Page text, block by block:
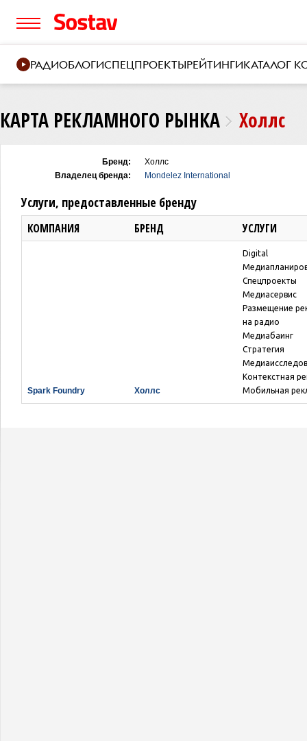
РАДИОБЛОГИСПЕЦПРОЕКТЫРЕЙТИНГИКАТАЛОГ
КАРТА РЕКЛАМНОГО РЫНКА Холлс
Бренд:
Холлс
Владелец бренда:
Mondelez International
Услуги, предоставленные бренду
КОМПАНИЯ БРЕНД УСЛУГИ
Spark Foundry Холлс
Digital
Спецпроекты
Медиасервис
Размещение
на радио
Медиабаинг
Стратегия
Контекстная
Мобильная